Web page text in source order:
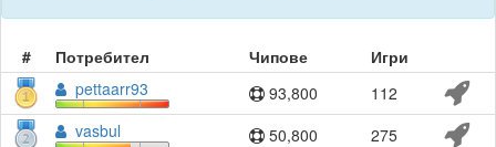
# Потребител Чипове
Игри
pettaarr93
93,800
112
vasbul
50,800
275